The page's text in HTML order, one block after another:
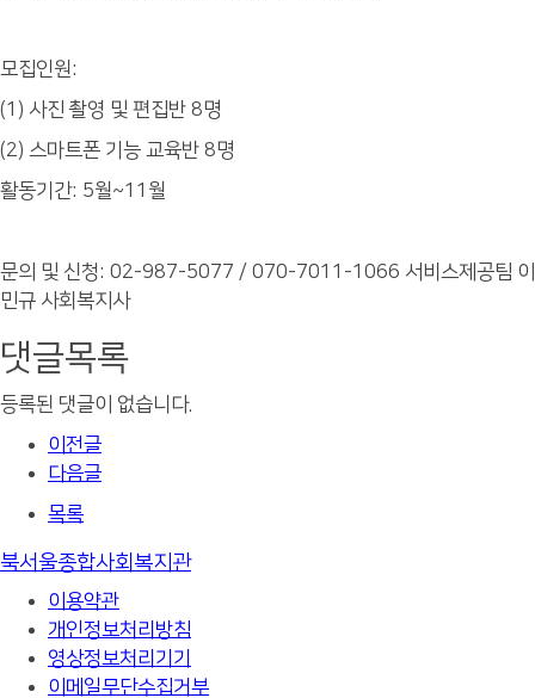
모집인원:
(1) 사진 촬영 및 편집반 8명
(2) 스마트폰 기능 교육반 8명
활동기간: 5월~11월
문의 및 신청: 02-987-5077 / 070-7011-1066 서비스제공팀 이
민규 사회복지사
댓글목록
등록된 댓글이 없습니다.
이전글
다음글
목록
북서울종합사회복지관
이용약관
개인정보처리방침
영상정보처리기기
이메일무단수집거부